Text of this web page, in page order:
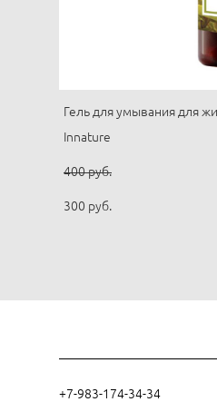
Гель для умывания для
Innature
400 pуб.
300 pуб.
+7-983-174-34-34